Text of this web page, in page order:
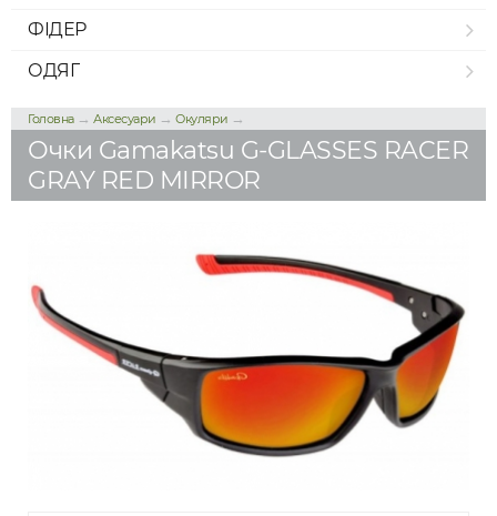
ФІДЕР
ОДЯГ
Головна→ Аксесуари → Окуляри →
Очки Gamakatsu G-GLASSES RACER
GRAY RED MIRROR